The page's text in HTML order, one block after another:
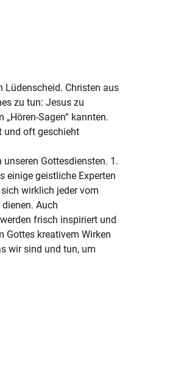
Lüdenscheid. Christen aus
zu tun: Jesus zu
Sagen“ kannten.
und oft geschieht
Gottesdiensten. 1.
einige geistliche Experten
wirklich jeder vom
Auch
frisch inspiriert und
Gottes kreativem Wirken
wir sind und tun, um